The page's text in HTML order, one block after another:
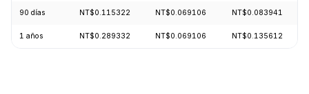
90 días NT$0.115322 NT$0.069106 NT$0.083941
1 años NT$0.289332 NT$0.069106 NT$0.135612